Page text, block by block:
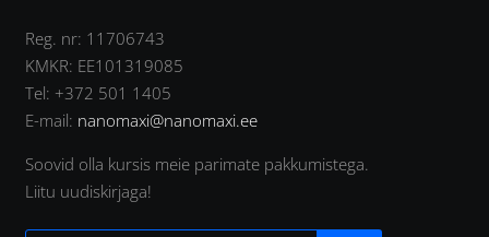
Reg. nr: 11706743
KMKR: EE101319085
Tel: +372 501 1405
E-mail: nanomaxi@nanomaxi.ee
Soovid olla kursis meie parimate pakkumistega.
Liitu uudiskirjaga!